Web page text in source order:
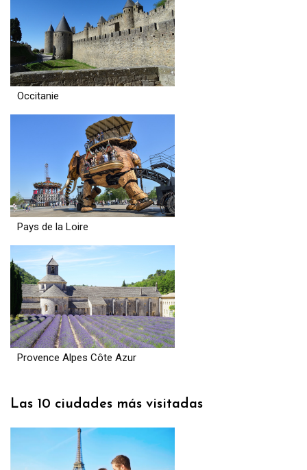
Occitanie
Pays de la Loire
Provence Alpes Côte Azur
Las 10 ciudades más visitadas